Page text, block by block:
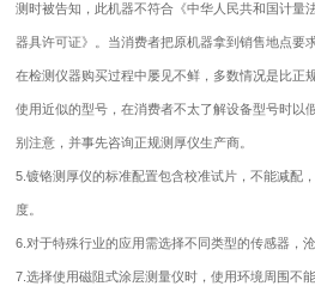
测时被告知，此机器不符合《中华人民共和国计量
器具许可证》。当消费者把原机器拿到销售地点要
在检测仪器购买过程中屡见不鲜，多数情况是比正
使用近似的型号，在消费者不太了解设备型号时以
别注意，并事先咨询正规测厚仪生产商。
5.镀铬测厚仪的标准配置包含校准试片，不能减配
度。
6.对于特殊行业的应用需选择不同类型的传感器，
7.选择使用磁阻式涂层测量仪时，使用环境周围不能